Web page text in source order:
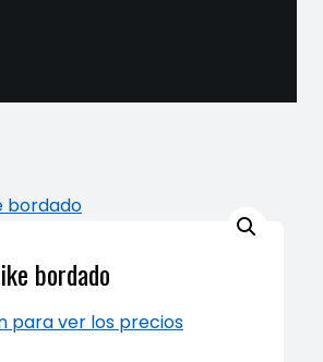
bordado
para ver los precios